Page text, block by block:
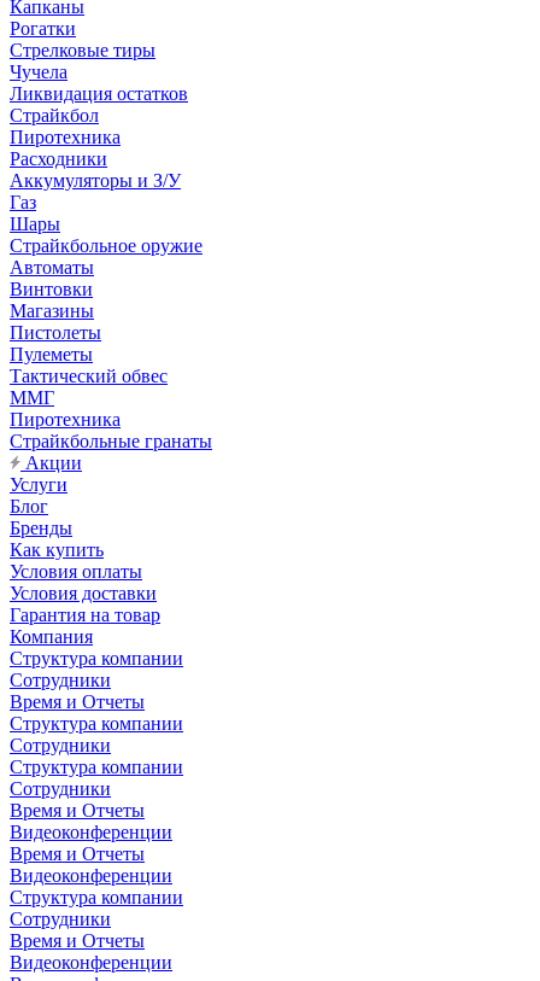
Капканы
Рогатки
Стрелковые тиры
Чучела
Ликвидация остатков
Страйкбол
Пиротехника
Расходники
Аккумуляторы и З/У
Газ
Шары
Страйкбольное оружие
Автоматы
Винтовки
Магазины
Пистолеты
Пулеметы
Тактический обвес
ММГ
Пиротехника
Страйкбольные гранаты
Акции
Услуги
Блог
Бренды
Как купить
Условия оплаты
Условия доставки
Гарантия на товар
Компания
Структура компании
Сотрудники
Время и Отчеты
Структура компании
Сотрудники
Структура компании
Сотрудники
Время и Отчеты
Видеоконференции
Время и Отчеты
Видеоконференции
Структура компании
Сотрудники
Время и Отчеты
Видеоконференции